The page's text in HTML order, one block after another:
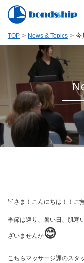
TOP News & Topics 今
皆さま！こんにちは！！ご
季節は巡り、暑い日、肌寒
ざいませんか😊
こちらマッサージ課のスタ